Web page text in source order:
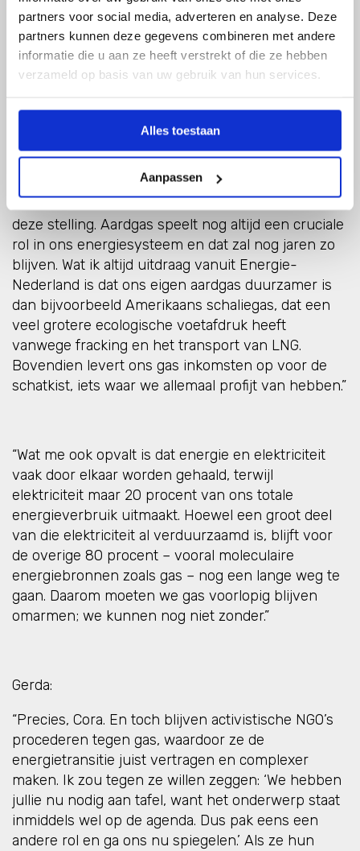
partners voor social media, adverteren en analyse. Deze
partners kunnen deze gegevens combineren met andere
informatie die u aan ze heeft verstrekt of die ze hebben
verzameld op basis van uw gebruik van hun services.
Alles toestaan
Aanpassen
soepeler laten lopen van de energietransitie, maar
de publieke opinie is vaak negatief. Hoe andere
energiespelers zich hierin opstellen kan mogelijk
een belangrijk verschil maken.
Cora:
“Ik begrijp waar de maatschappelijke kritiek op gas
deze stelling. Aardgas speelt nog altijd een cruciale
rol in ons energiesysteem en dat zal nog jaren zo
blijven. Wat ik altijd uitdraag vanuit Energie-
Nederland is dat ons eigen aardgas duurzamer is
dan bijvoorbeeld Amerikaans schaliegas, dat een
veel grotere ecologische voetafdruk heeft
vanwege fracking en het transport van LNG.
Bovendien levert ons gas inkomsten op voor de
schatkist, iets waar we allemaal profijt van hebben.”
“Wat me ook opvalt is dat energie en elektriciteit
vaak door elkaar worden gehaald, terwijl
elektriciteit maar 20 procent van ons totale
energieverbruik uitmaakt. Hoewel een groot deel
van die elektriciteit al verduurzaamd is, blijft voor
de overige 80 procent – vooral moleculaire
energiebronnen zoals gas – nog een lange weg te
gaan. Daarom moeten we gas voorlopig blijven
omarmen; we kunnen nog niet zonder.”
Gerda:
“Precies, Cora. En toch blijven activistische NGO’s
procederen tegen gas, waardoor ze de
energietransitie juist vertragen en complexer
maken. Ik zou tegen ze willen zeggen: ‘We hebben
jullie nu nodig aan tafel, want het onderwerp staat
inmiddels wel op de agenda. Dus pak eens een
andere rol en ga ons nu spiegelen.’ Als ze hun